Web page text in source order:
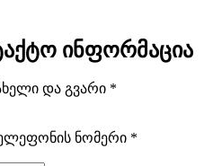
ინფორმაცია
და გვარი *
ნომერი *